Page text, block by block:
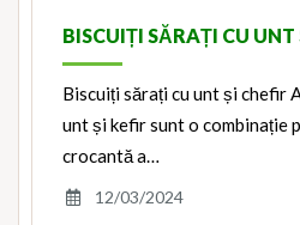
BISCUIȚI SĂRAȚI CU UNT
Biscuiți sărați cu unt și chefir
unt și kefir sunt o
crocantă a…
12/03/2024